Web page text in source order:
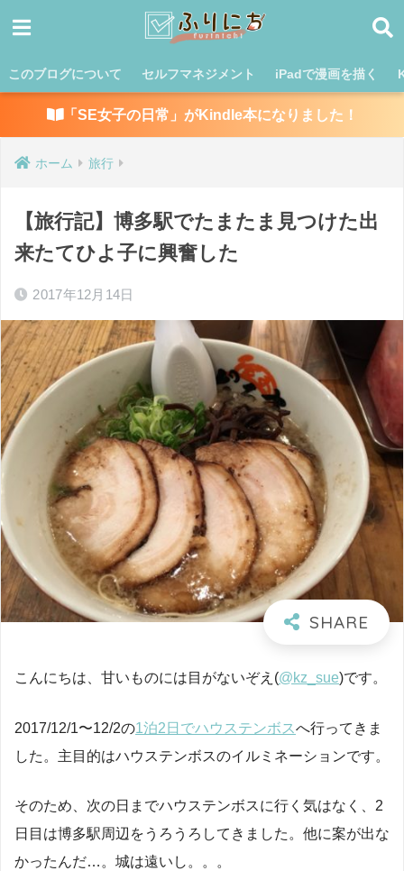
このブログについて セルフマネジメント iPadで漫画を描く
「SE女子の日常」がKindle本になりました！
ホーム 旅行
【旅行記】博多駅でたまたま見つけた出
来たてひよ子に興奮した
2017年12月14日
こんにちは、甘いものには目がないぞえ(@kz_sue)です。
2017/12/1〜12/2の1泊2日でハウステンボス へ行ってきま
した。主目的はハウステンボスのイルミネーションです。
そのため、次の日までハウステンボスに行く気はなく、2
日目は博多駅周辺をうろうろしてきました。他に案が出な
かったんだ…。城は遠いし。。。